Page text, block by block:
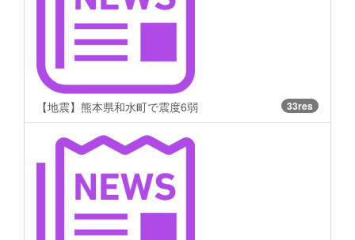
【地震】熊本県和水町で震度6弱 33res